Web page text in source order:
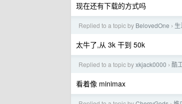
现在还有下载的方式吗
Replied to a topic by BelovedOne ›
太牛了,从 3k 干到 50k
Replied to a topic byxkjack0000 › 酷
看着像 minimax